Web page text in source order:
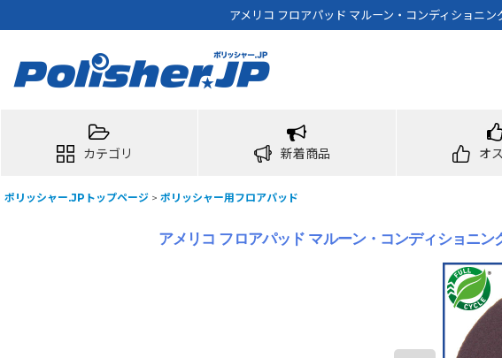
アメリコ フロアパッド マルーン・コンディショニ
カテゴリ 新着商品 オ
ポリッシャー.JPトップページ > ポリッシャー用フロアパッド
アメリコ フロアパッド マルーン・コンディショニン